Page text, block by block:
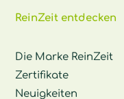
ReinZeit entdecken
Die Marke ReinZeit
Zertifikate
Neuigkeiten